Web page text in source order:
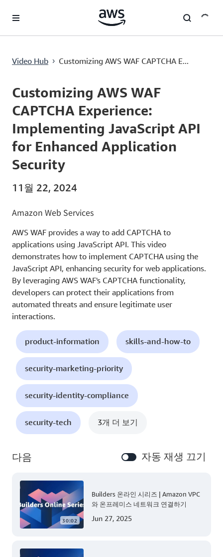
Video Hub › Customizing AWS WAF CAPTCHA E...
Current
0:00 / Duration
8:22
Customizing AWS WAF
CAPTCHA Experience:
Implementing JavaScript API
for Enhanced Application
Security
11월 22, 2024
Amazon Web Services
AWS WAF provides a way to add CAPTCHA to
applications using JavaScript API. This video
demonstrates how to implement CAPTCHA using the
JavaScript API, enhancing security for web applications.
By leveraging AWS WAF's CAPTCHA functionality,
developers can protect their applications from
automated threats and ensure legitimate user
interactions.
product-information skills-and-how-to
security-marketing-priority
security-identity-compliance
security-tech 3개 더 보기
다음 자동 재생 끄기
30:02
Builders 온라인 시리즈 | Amazon VPC
와 온프레미스 네트워크 연결하기
Jun 27, 2025